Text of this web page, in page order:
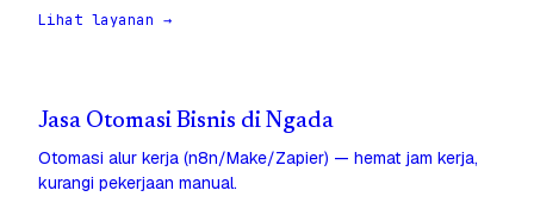
Lihat layanan →
Jasa Otomasi Bisnis di Ngada
Otomasi alur kerja (n8n/Make/Zapier) — hemat jam kerja,
kurangi pekerjaan manual.